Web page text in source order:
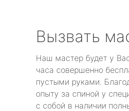
Вызвать
Наш мастер будет у
часа совершенно
пустыми руками.
опыту за спиной у
с собой в наличии